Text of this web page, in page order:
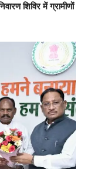
शिविर में ग्रामीणों